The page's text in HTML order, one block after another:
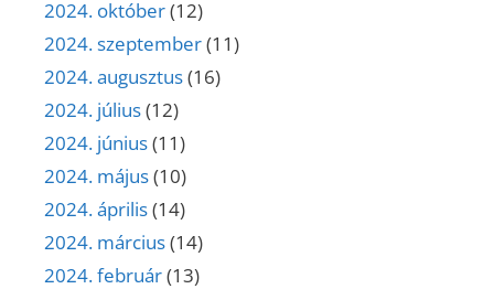
2024. október(12)
2024. szeptember(11)
2024. augusztus(16)
2024. július(12)
2024. június(11)
2024. május(10)
2024. április(14)
2024. március(14)
2024. február(13)